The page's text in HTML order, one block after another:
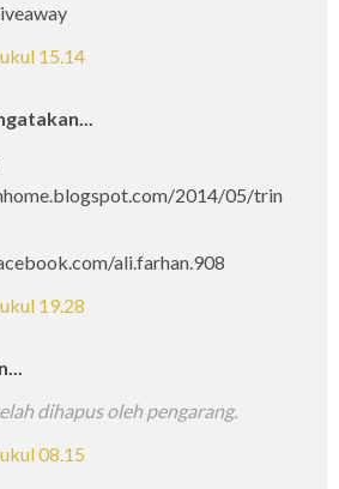
15.14
2014/05/trin
ali.farhan.908
19.28
dihapus oleh pengarang.
08.15